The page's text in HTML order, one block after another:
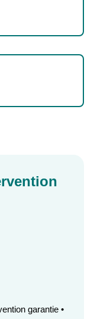
garantie •